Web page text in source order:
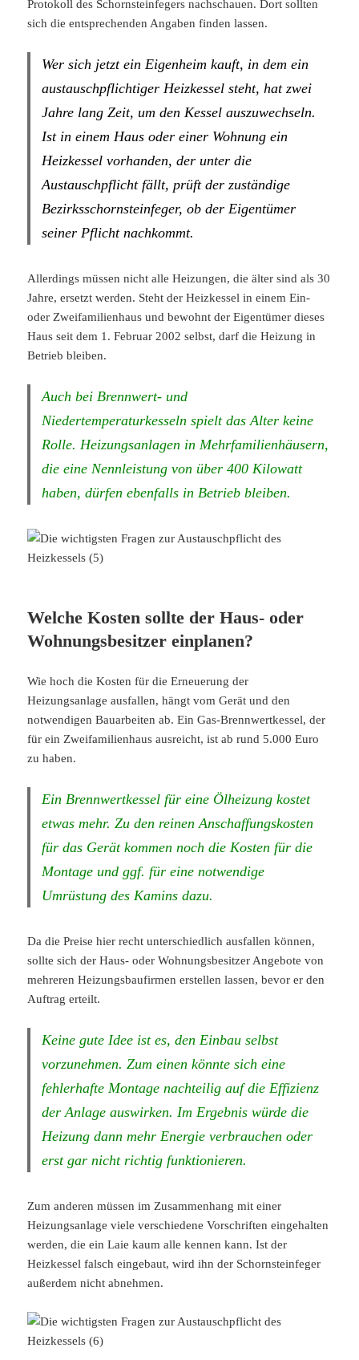
Protokoll des Schornsteinfegers nachschauen. Dort sollten
sich die entsprechenden Angaben finden lassen.
Wer sich jetzt ein Eigenheim kauft, in dem ein
austauschpflichtiger Heizkessel steht, hat zwei
Jahre lang Zeit, um den Kessel auszuwechseln.
Ist in einem Haus oder einer Wohnung ein
Heizkessel vorhanden, der unter die
Austauschpflicht fällt, prüft der zuständige
Bezirksschornsteinfeger, ob der Eigentümer
seiner Pflicht nachkommt.
Allerdings müssen nicht alle Heizungen, die älter sind als 30
Jahre, ersetzt werden. Steht der Heizkessel in einem Ein-
oder Zweifamilienhaus und bewohnt der Eigentümer dieses
Haus seit dem 1. Februar 2002 selbst, darf die Heizung in
Betrieb bleiben.
Auch bei Brennwert- und
Niedertemperaturkesseln spielt das Alter keine
Rolle. Heizungsanlagen in Mehrfamilienhäusern,
die eine Nennleistung von über 400 Kilowatt
haben, dürfen ebenfalls in Betrieb bleiben.
Welche Kosten sollte der Haus- oder
Wohnungsbesitzer einplanen?
Wie hoch die Kosten für die Erneuerung der
Heizungsanlage ausfallen, hängt vom Gerät und den
notwendigen Bauarbeiten ab. Ein Gas-Brennwertkessel, der
für ein Zweifamilienhaus ausreicht, ist ab rund 5.000 Euro
zu haben.
Ein Brennwertkessel für eine Ölheizung kostet
etwas mehr. Zu den reinen Anschaffungskosten
für das Gerät kommen noch die Kosten für die
Montage und ggf. für eine notwendige
Umrüstung des Kamins dazu.
Da die Preise hier recht unterschiedlich ausfallen können,
sollte sich der Haus- oder Wohnungsbesitzer Angebote von
mehreren Heizungsbaufirmen erstellen lassen, bevor er den
Auftrag erteilt.
Keine gute Idee ist es, den Einbau selbst
vorzunehmen. Zum einen könnte sich eine
fehlerhafte Montage nachteilig auf die Effizienz
der Anlage auswirken. Im Ergebnis würde die
Heizung dann mehr Energie verbrauchen oder
erst gar nicht richtig funktionieren.
Zum anderen müssen im Zusammenhang mit einer
Heizungsanlage viele verschiedene Vorschriften eingehalten
werden, die ein Laie kaum alle kennen kann. Ist der
Heizkessel falsch eingebaut, wird ihn der Schornsteinfeger
außerdem nicht abnehmen.